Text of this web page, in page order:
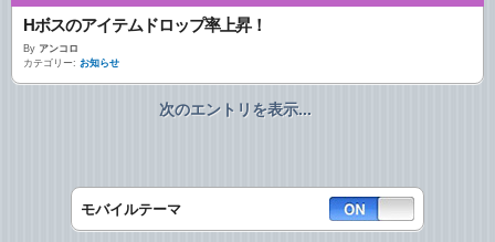
Hボスのアイテムドロップ率上昇！
By アンコロ
カテゴリー: お知らせ
次のエントリを表示...
モバイルテーマ